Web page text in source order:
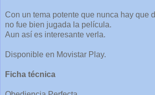
Con un tema potente que nunca hay que
no fue bien jugada la película.
Aun así es interesante verla.
Disponible en Movistar Play.
Ficha técnica